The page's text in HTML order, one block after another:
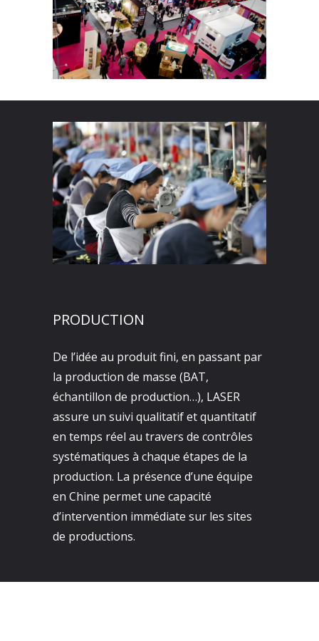
PRODUCTION
De l’idée au produit fini, en passant par
la production de masse (BAT,
échantillon de production…), LASER
assure un suivi qualitatif et quantitatif
en temps réel au travers de contrôles
systématiques à chaque étapes de la
production. La présence d’une équipe
en Chine permet une capacité
d’intervention immédiate sur les sites
de productions.